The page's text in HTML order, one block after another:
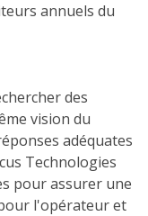
annuels du
des
vision du
adéquates
Technologies
pour assurer une
l'opérateur et